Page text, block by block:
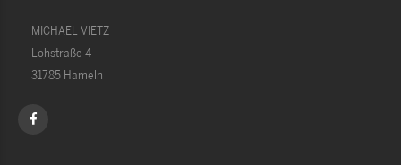
MICHAEL VIETZ
Lohstraße 4
31785 Hameln